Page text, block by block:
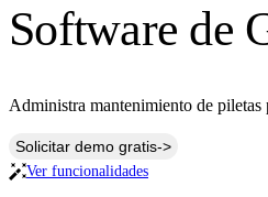
Software de
Administra mantenimiento de piletas
Solicitar demo gratis->
Ver funcionalidades